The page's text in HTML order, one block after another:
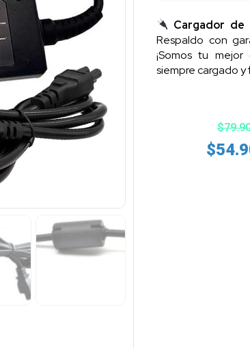
Cargador de
Respaldo con
¡Somos tu
siempre cargado y
$
$